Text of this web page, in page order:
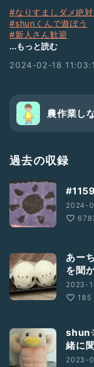
#なりすましダメ絶対
#shunくんで遊ぼう
#新人さん歓迎
#収録アップは確実に
...もっと読む
2024-02-18
農作業し
過去の収録
2024-
あー
を聞
2023-
185
緒に
2023-